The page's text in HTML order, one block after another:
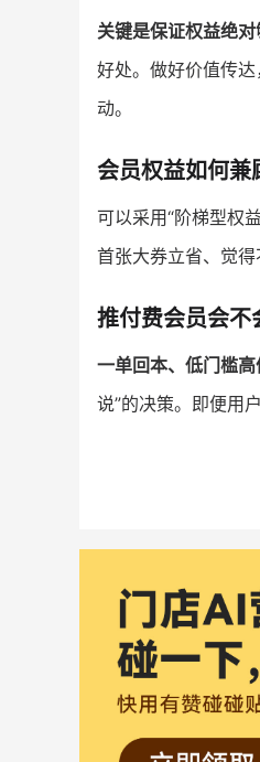
关键是保证权益绝对
好处。做好价值传达
动。
会员权益如何兼
可以采用“阶梯型权益
首张大券立省、觉得
推付费会员会不
一单回本、低门槛
说”的决策。即便用